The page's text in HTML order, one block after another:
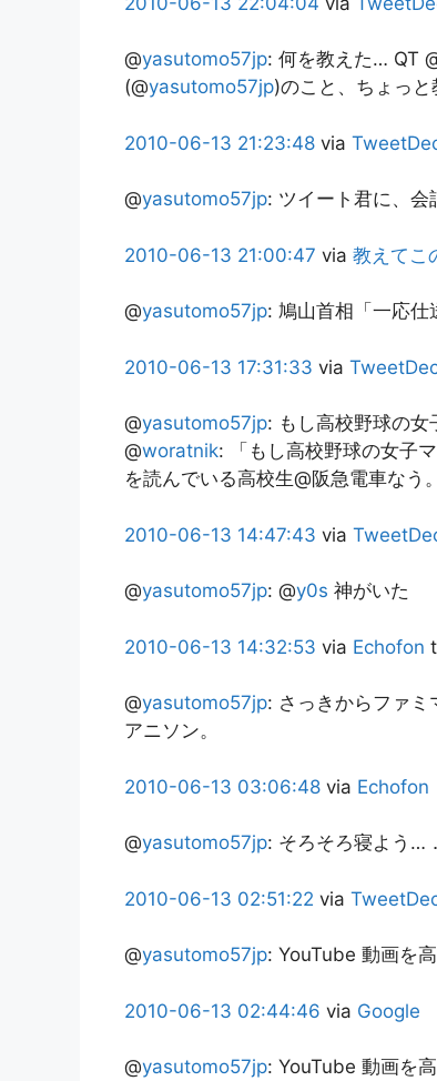
@yasutomo57jp: 何を教えた… QT
(@yasutomo57jp)のこと、ちょっと
2010-06-13 21:23:48 via
@yasutomo57jp: ツイート君に、会
2010-06-13 21:00:47 via 教えてこ
@yasutomo57jp: 鳩山首相「一応仕
2010-06-13 17:31:33 via
@yasutomo57jp: もし高校野球の
@woratnik: 「もし高校野球の女子
を読んでいる高校生@阪急電車なう。
2010-06-13 14:47:43 via
@yasutomo57jp: @y0s 神がいた
2010-06-13 14:32:53 via Echofon
@yasutomo57jp: さっきからファ
アニソン。
2010-06-13 03:06:48 via Echofon
@yasutomo57jp: そろそろ寝よう…．
2010-06-13 02:51:22 via
@yasutomo57jp: YouTube 動画を
2010-06-13 02:44:46 via Google
@yasutomo57jp: YouTube 動画を